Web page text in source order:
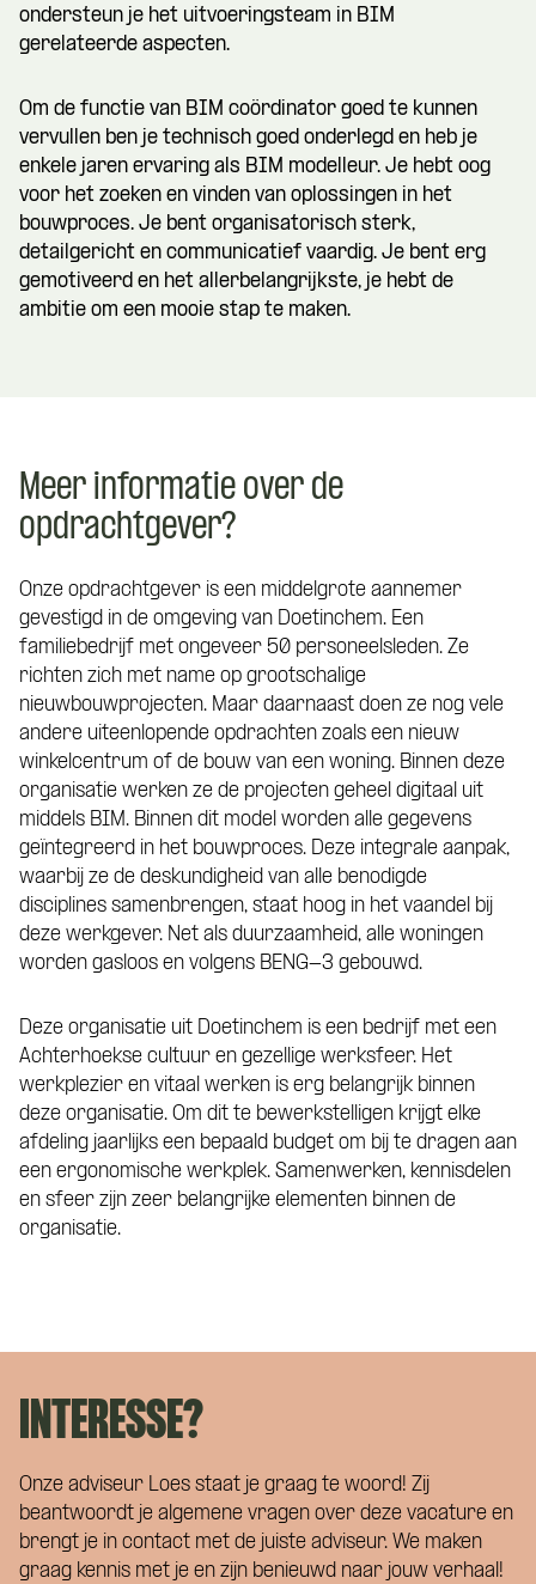
ondersteun je het uitvoeringsteam in BIM
gerelateerde aspecten.
Om de functie van BIM coördinator goed te kunnen
vervullen ben je technisch goed onderlegd en heb je
enkele jaren ervaring als BIM modelleur. Je hebt oog
voor het zoeken en vinden van oplossingen in het
bouwproces. Je bent organisatorisch sterk,
detailgericht en communicatief vaardig. Je bent erg
gemotiveerd en het allerbelangrijkste, je hebt de
ambitie om een mooie stap te maken.
Meer informatie over de
opdrachtgever?
Onze opdrachtgever is een middelgrote aannemer
gevestigd in de omgeving van Doetinchem. Een
familiebedrijf met ongeveer 50 personeelsleden. Ze
richten zich met name op grootschalige
nieuwbouwprojecten. Maar daarnaast doen ze nog vele
andere uiteenlopende opdrachten zoals een nieuw
winkelcentrum of de bouw van een woning. Binnen deze
organisatie werken ze de projecten geheel digitaal uit
middels BIM. Binnen dit model worden alle gegevens
geïntegreerd in het bouwproces. Deze integrale aanpak,
waarbij ze de deskundigheid van alle benodigde
disciplines samenbrengen, staat hoog in het vaandel bij
deze werkgever. Net als duurzaamheid, alle woningen
worden gasloos en volgens BENG-3 gebouwd.
Deze organisatie uit Doetinchem is een bedrijf met een
Achterhoekse cultuur en gezellige werksfeer. Het
werkplezier en vitaal werken is erg belangrijk binnen
deze organisatie. Om dit te bewerkstelligen krijgt elke
afdeling jaarlijks een bepaald budget om bij te dragen aan
een ergonomische werkplek. Samenwerken, kennisdelen
en sfeer zijn zeer belangrijke elementen binnen de
organisatie.
INTERESSE?
Onze adviseur Loes staat je graag te woord! Zij
beantwoordt je algemene vragen over deze vacature en
brengt je in contact met de juiste adviseur. We maken
graag kennis met je en zijn benieuwd naar jouw verhaal!